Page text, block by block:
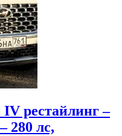
рестайлинг –
280 лс,